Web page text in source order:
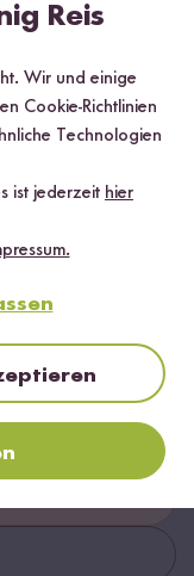
auf deine
Warenkorb, desto
Reis
Wir und einige
Cookie-Richtlinien
Technologien
ist jederzeit hier